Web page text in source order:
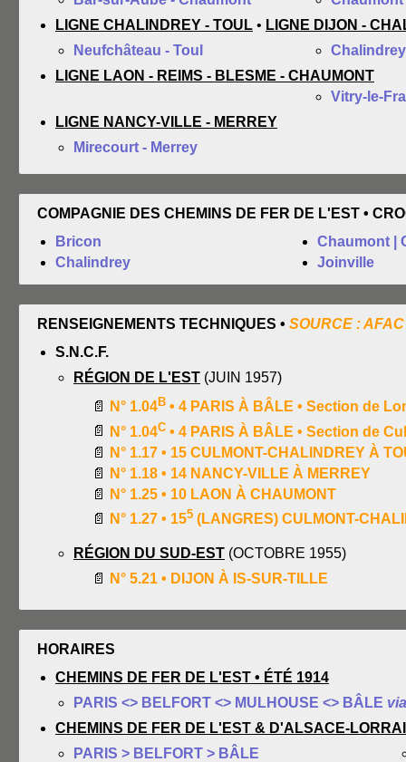
LIGNE CHALINDREY - TOUL • LIGNE DIJON -
Neufchâteau - Toul
LIGNE LAON - REIMS - BLESME - CHAUMONT
Vitry-le-
LIGNE NANCY-VILLE - MERREY
Mirecourt - Merrey
COMPAGNIE DES CHEMINS DE FER DE L'EST •
Bricon
Chalindrey
Chaumont |
Joinville
RENSEIGNEMENTS TECHNIQUES • SOURCE : AFAC
S.N.C.F.
RÉGION DE L'EST (JUIN 1957)
📄
N° 1.04B • 4 PARIS À BÂLE • Section de
📄
N° 1.04C • 4 PARIS À BÂLE • Section de
📄
N° 1.17 • 15 CULMONT-CHALINDREY À
📄
N° 1.18 • 14 NANCY-VILLE À MERREY
📄
N° 1.25 • 10 LAON À CHAUMONT
📄
N° 1.27 • 155 (LANGRES) CULMONT-
RÉGION DU SUD-EST (OCTOBRE 1955)
📄
N° 5.21 • DIJON À IS-SUR-TILLE
HORAIRES
CHEMINS DE FER DE L'EST • ÉTÉ 1914
PARIS <> BELFORT <> MULHOUSE <> BÂLE via
CHEMINS DE FER DE L'EST & D'ALSACE-
PARIS > BELFORT > BÂLE